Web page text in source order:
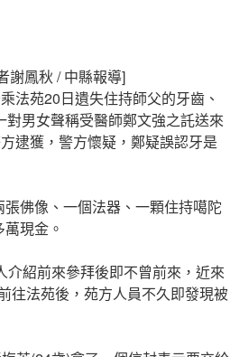
謝鳳秋 / 中縣報導]
法苑20日遺失住持師父的牙齒、
男女聲稱受醫師鄭文強之託送來
逮獲，警方懷疑，鄭疑誤認牙是
佛像、一個法器、一顆住持噶陀
現金。
紹前來參拜後即不曾前來，近來
往法苑後，苑方人員不久即發現被